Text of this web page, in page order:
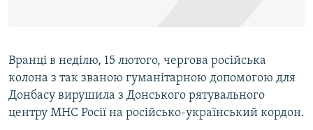
ДОЛУЧАЙСЯ!
Вранці в неділю, 15 лютого, чергова російська
колона з так званою гуманітарною допомогою для
Донбасу вирушила з Донського рятувального
центру МНС Росії на російсько-український кордон.